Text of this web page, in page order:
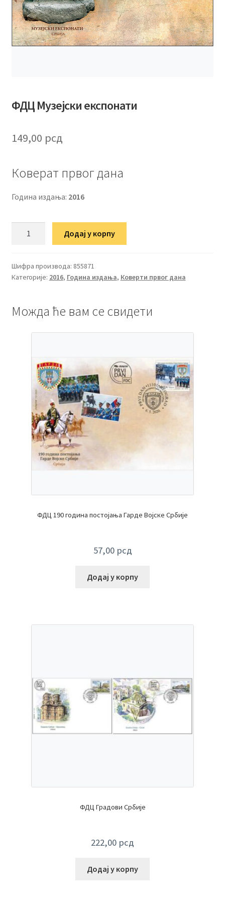
ФДЦ Музејски експонати
149,00 рсд
Коверат првог дана
Година издања: 2016
количина
Додај у корпу
Шифра производа: 855871
Категорије: 2016, Година издања, Коверти првог дана
Можда ће вам се свидети
ФДЦ 190 година постојања Гарде Војске Србије
57,00 рсд
Додај у корпу
ФДЦ Градови Србије
222,00 рсд
Додај у корпу